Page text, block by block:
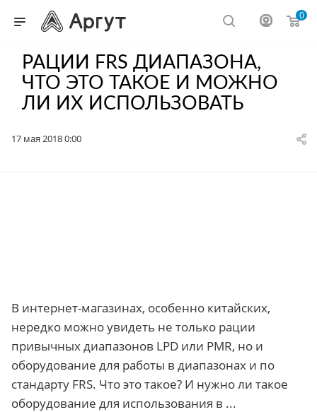
0
РАЦИИ FRS ДИАПАЗОНА,
ЧТО ЭТО ТАКОЕ И МОЖНО
ЛИ ИХ ИСПОЛЬЗОВАТЬ
17 мая 2018 0:00
В интернет-магазинах, особенно китайских,
нередко можно увидеть не только рации
привычных диапазонов LPD или PMR, но и
оборудование для работы в диапазонах и по
стандарту FRS. Что это такое? И нужно ли такое
оборудование для использования в ...